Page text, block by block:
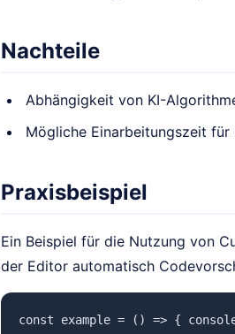
Nachteile
Abhängigkeit von KI-
Mögliche Einarbeitungszeit für
Praxisbeispiel
Ein Beispiel für die Nutzung von
der Editor automatisch
const example = () => {